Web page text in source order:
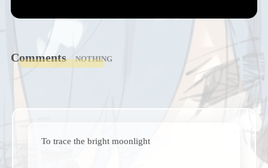
Comments NOTHING
To trace the bright moonlight